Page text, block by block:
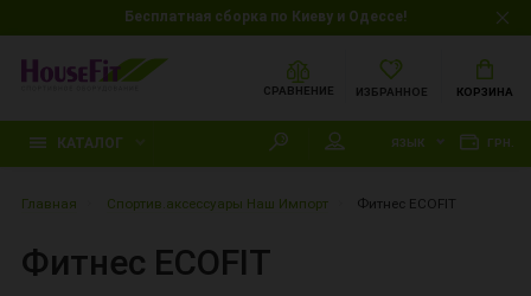
Бесплатная сборка по Киеву и Одессе!
СРАВНЕНИЕ ИЗБРАННОЕ КОРЗИНА
КАТАЛОГ ЯЗЫК ГРН.
Главная Спортив.аксессуары Наш Импорт Фитнес ECOFIT
Фитнес ECOFIT